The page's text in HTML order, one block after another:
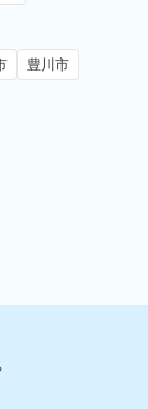
豊川市